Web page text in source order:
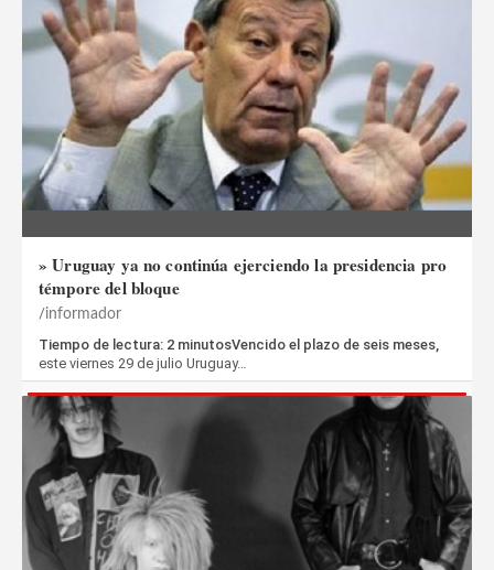
» Uruguay ya no continúa ejerciendo la presidencia pro
témpore del bloque
informador
Tiempo de lectura: 2 minutosVencido el plazo de seis meses,
este viernes 29 de julio Uruguay…